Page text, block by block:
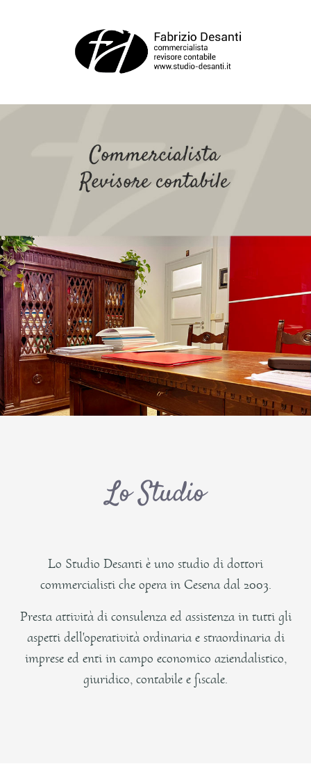
Lo Studio
Lo Studio Desanti è uno studio di dottori
commercialisti che opera in Cesena dal 2003.
Presta attività di consulenza ed assistenza in tutti gli
aspetti dell'operatività ordinaria e straordinaria di
imprese ed enti in campo economico aziendalistico,
giuridico, contabile e fiscale.